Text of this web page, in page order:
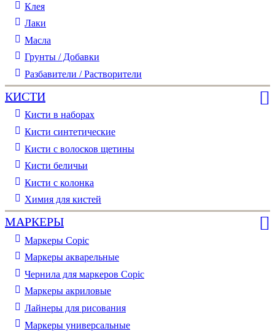
Клея
Лаки
Масла
Грунты / Добавки
Разбавители / Растворители
КИСТИ
Кисти в наборах
Кисти синтетические
Кисти с волосков щетины
Кисти беличьи
Кисти с колонка
Химия для кистей
МАРКЕРЫ
Маркеры Copic
Маркеры акварельные
Чернила для маркеров Copic
Маркеры акриловые
Лайнеры для рисования
Маркеры универсальные